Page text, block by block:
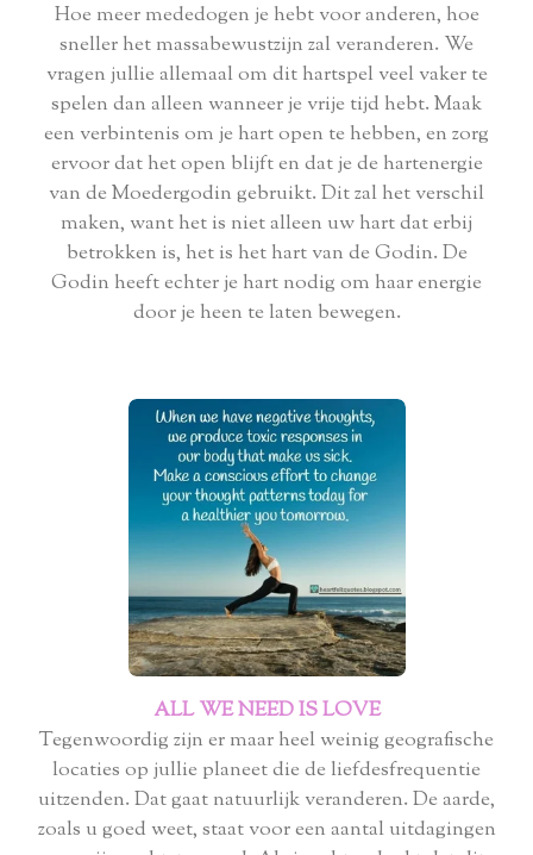
Hoe meer mededogen je hebt voor anderen, hoe
sneller het massabewustzijn zal veranderen. We
vragen jullie allemaal om dit hartspel veel vaker te
spelen dan alleen wanneer je vrije tijd hebt. Maak
een verbintenis om je hart open te hebben, en zorg
ervoor dat het open blijft en dat je de hartenergie
van de Moedergodin gebruikt. Dit zal het verschil
maken, want het is niet alleen uw hart dat erbij
betrokken is, het is het hart van de Godin. De
Godin heeft echter je hart nodig om haar energie
door je heen te laten bewegen.
ALL WE NEED IS LOVE
Tegenwoordig zijn er maar heel weinig geografische
locaties op jullie planeet die de liefdesfrequentie
uitzenden. Dat gaat natuurlijk veranderen. De aarde,
zoals u goed weet, staat voor een aantal uitdagingen